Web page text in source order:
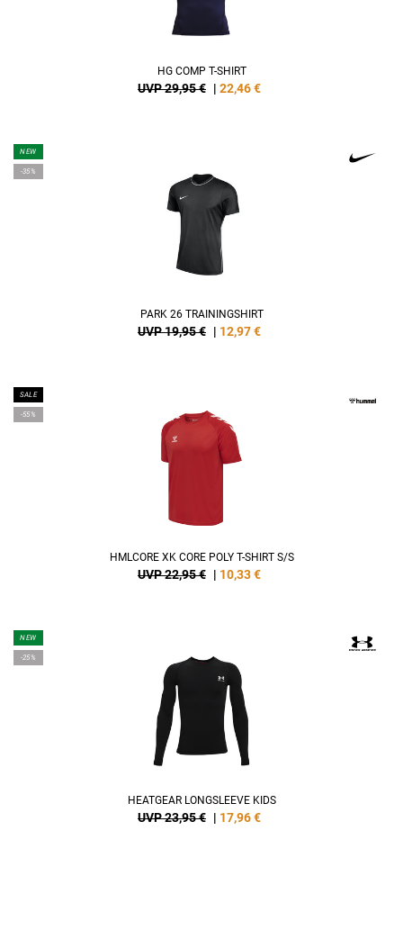
HG COMP T-SHIRT
UVP 29,95 € | 22,46€
NEW
-35%
PARK 26 TRAININGSHIRT
UVP 19,95 € | 12,97€
SALE
-55%
HMLCORE XK CORE POLY T-SHIRT S/S
UVP 22,95 € | 10,33€
NEW
-25%
HEATGEAR LONGSLEEVE KIDS
UVP 23,95 € | 17,96€